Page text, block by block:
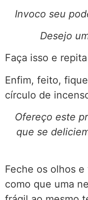
Invoco seu
Desejo
Faça isso e
Enfim, feito,
círculo de
Ofereço este
que se
Feche os olhos e
como que uma